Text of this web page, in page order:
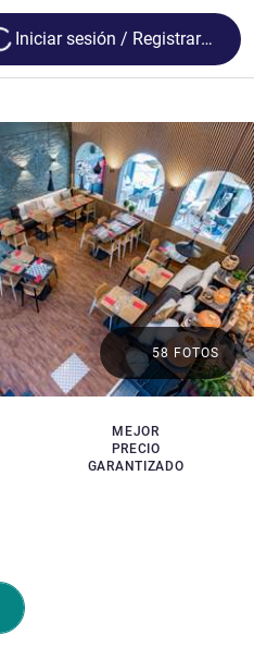
Iniciar sesión / Registrarse
MEJOR
PRECIO
GARANTIZADO
58 FOTOS